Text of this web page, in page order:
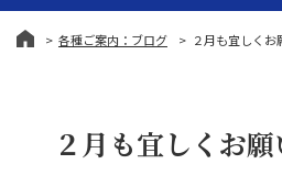
各種ご案内：ブログ ２月も宜しくお
２月も宜しくお願